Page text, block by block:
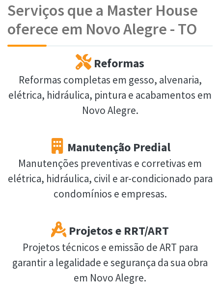
Serviços que a Master House
oferece em Novo Alegre - TO
Reformas
Reformas completas em gesso, alvenaria,
elétrica, hidráulica, pintura e acabamentos em
Novo Alegre.
Manutenção Predial
Manutenções preventivas e corretivas em
elétrica, hidráulica, civil e ar-condicionado para
condomínios e empresas.
Projetos e RRT/ART
Projetos técnicos e emissão de ART para
garantir a legalidade e segurança da sua obra
em Novo Alegre.